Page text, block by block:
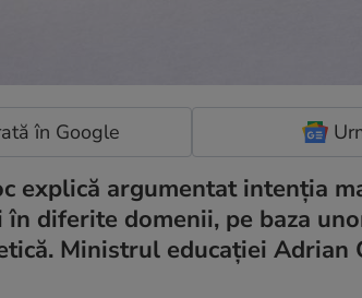
în Google
explică argumentat intenția
diferite domenii, pe baza
Ministrul educației Adrian